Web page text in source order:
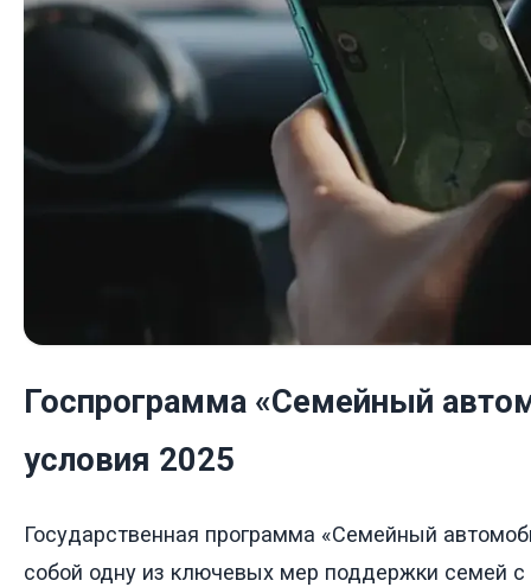
Госпрограмма «Семейный
условия 2025
Государственная программа «Семейный
собой одну из ключевых мер поддержки семей с